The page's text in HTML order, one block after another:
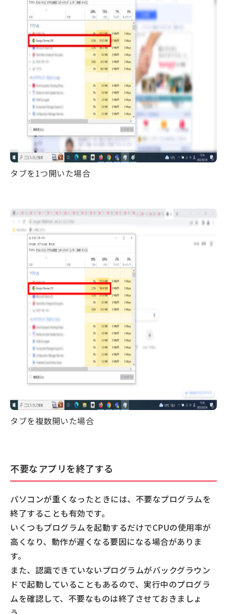
タブを1つ開いた場合
タブを複数開いた場合
不要なアプリを終了する
パソコンが重くなったときには、不要なプログラムを
終了することも有効です。
いくつもプログラムを起動するだけでCPUの使用率が
高くなり、動作が遅くなる要因になる場合がありま
す。
また、認識できていないプログラムがバックグラウン
ドで起動していることもあるので、実行中のプログラ
ムを確認して、不要なものは終了させておきましょ